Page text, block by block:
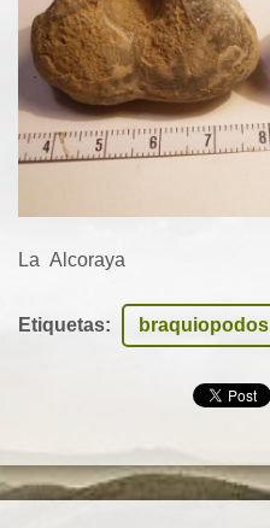
La Alcoraya
Etiquetas: braquiopodos